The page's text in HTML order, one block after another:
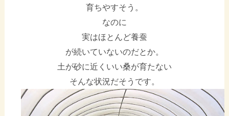
育ちやすそう。
なのに
実はほとんど養蚕
が続いていないのだとか。
土が砂に近くいい桑が育たない
そんな状況だそうです。